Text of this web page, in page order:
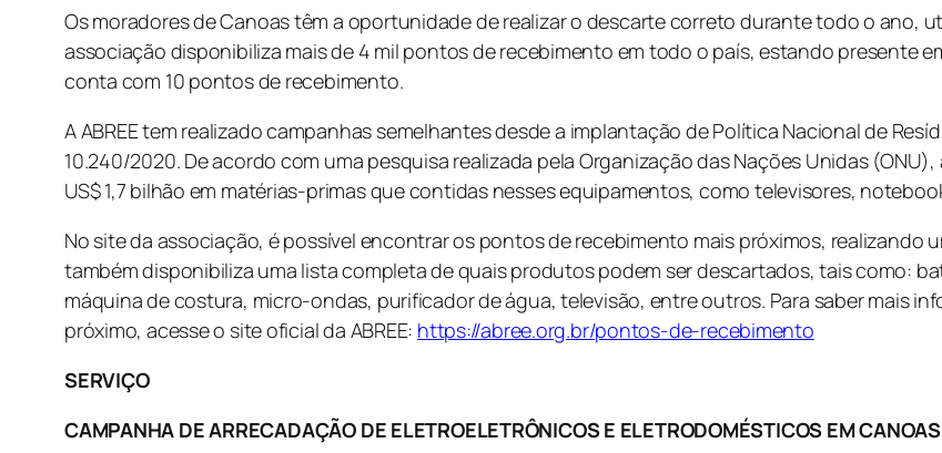
Os moradores de Canoas têm a oportunidade de realizar o descarte correto durante todo o ano,
associação disponibiliza mais de 4 mil pontos de recebimento em todo o país, estando presente
conta com 10 pontos de recebimento.
A ABREE tem realizado campanhas semelhantes desde a implantação de Política Nacional de
10.240/2020. De acordo com uma pesquisa realizada pela Organização das Nações Unidas
US$ 1,7 bilhão em matérias-primas que contidas nesses equipamentos, como televisores,
No site da associação, é possível encontrar os pontos de recebimento mais próximos, realizando
também disponibiliza uma lista completa de quais produtos podem ser descartados, tais como:
máquina de costura, micro-ondas, purificador de água, televisão, entre outros. Para saber mais
próximo, acesse o site oficial da ABREE: https://abree.org.br/pontos-de-recebimento
SERVIÇO
CAMPANHA DE ARRECADAÇÃO DE ELETROELETRÔNICOS E ELETRODOMÉSTICOS EM